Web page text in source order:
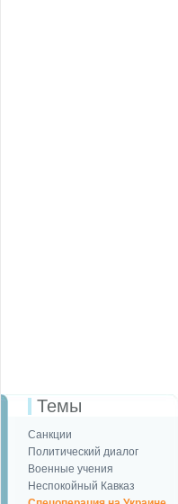
Темы
Санкции
Политический диалог
Военные учения
Неспокойный Кавказ